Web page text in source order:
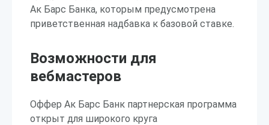
Ак Барс Банка, которым предусмотрена
приветственная надбавка к базовой ставке.
Возможности для
вебмастеров
Оффер Ак Барс Банк партнерская программа
открыт для широкого круга